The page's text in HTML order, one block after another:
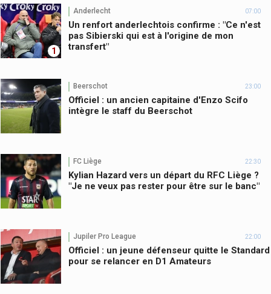
1
Anderlecht 07:00
Un renfort anderlechtois confirme : "Ce n'est
pas Sibierski qui est à l'origine de mon
transfert"
Beerschot 23:00
Officiel : un ancien capitaine d'Enzo Scifo
intègre le staff du Beerschot
FC Liège 22:30
Kylian Hazard vers un départ du RFC Liège ?
"Je ne veux pas rester pour être sur le banc"
Jupiler Pro League 22:00
Officiel : un jeune défenseur quitte le Standard
pour se relancer en D1 Amateurs